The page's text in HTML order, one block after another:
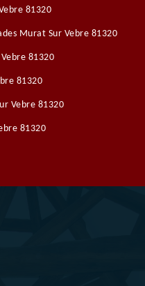
81320
Murat Sur Vebre 81320
81320
81320
Vebre 81320
81320